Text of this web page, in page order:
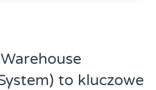
to kluczowe